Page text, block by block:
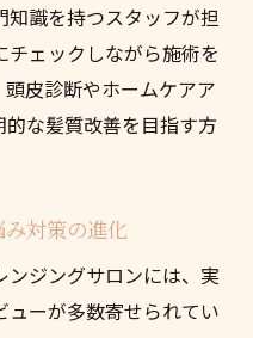
知識を持つスタッフが担
ェックしながら施術を
皮診断やホームケアア
な髪質改善を目指す方
対策の進化
ジングサロンには、実
ーが多数寄せられてい